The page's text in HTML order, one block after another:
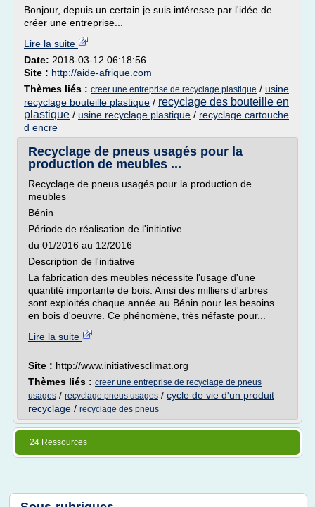
Bonjour, depuis un certain je suis intéresse par l'idée de
créer une entreprise...
Lire la suite
Date: 2018-03-12 06:18:56
Site : http://aide-afrique.com
Thèmes liés : creer une entreprise de recyclage plastique / usine
recyclage bouteille plastique / recyclage des bouteille en
plastique / usine recyclage plastique / recyclage cartouche
d encre
Recyclage de pneus usagés pour la
production de meubles ...
Recyclage de pneus usagés pour la production de
meubles
Bénin
Période de réalisation de l'initiative
du 01/2016 au 12/2016
Description de l'initiative
La fabrication des meubles nécessite l'usage d'une
quantité importante de bois. Ainsi des milliers d'arbres
sont exploités chaque année au Bénin pour les besoins
en bois d'oeuvre. Ce phénomène, très néfaste pour...
Lire la suite
Site : http://www.initiativesclimat.org
Thèmes liés : creer une entreprise de recyclage de pneus
usages / recyclage pneus usages / cycle de vie d'un produit
recyclage / recyclage des pneus
24 Ressources